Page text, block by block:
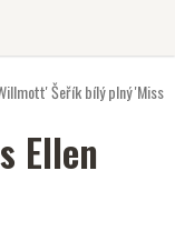
Šeřík bílý plný 'Miss
Ellen